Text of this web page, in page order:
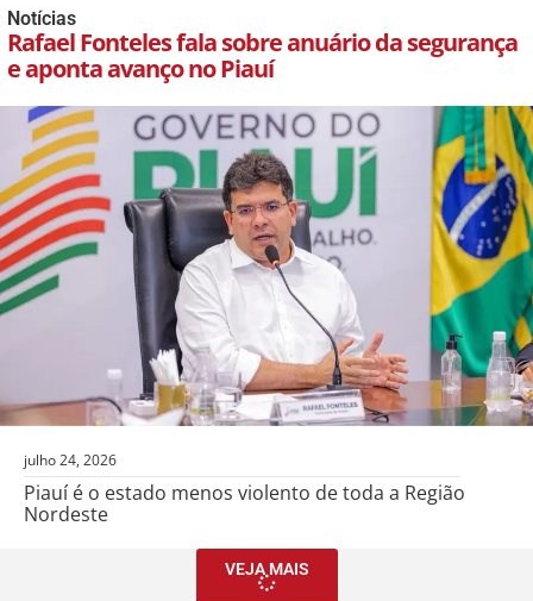
Notícias
Rafael Fonteles fala sobre anuário da segurança
e aponta avanço no Piauí
julho 24, 2026
Piauí é o estado menos violento de toda a Região
Nordeste
VEJA MAIS